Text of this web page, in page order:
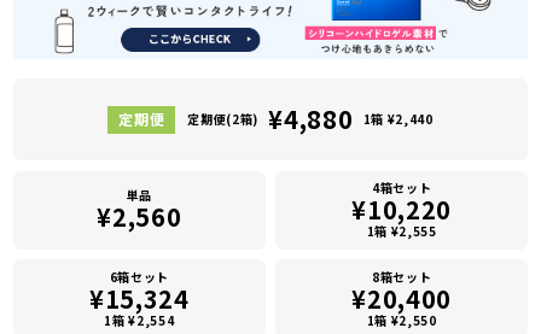
定期便(2箱) ¥4,880 1箱 ¥2,440
単品
¥2,560
4箱セット
¥10,220
1箱 ¥2,555
6箱セット
¥15,324
1箱 ¥2,554
8箱セット
¥20,400
1箱 ¥2,550